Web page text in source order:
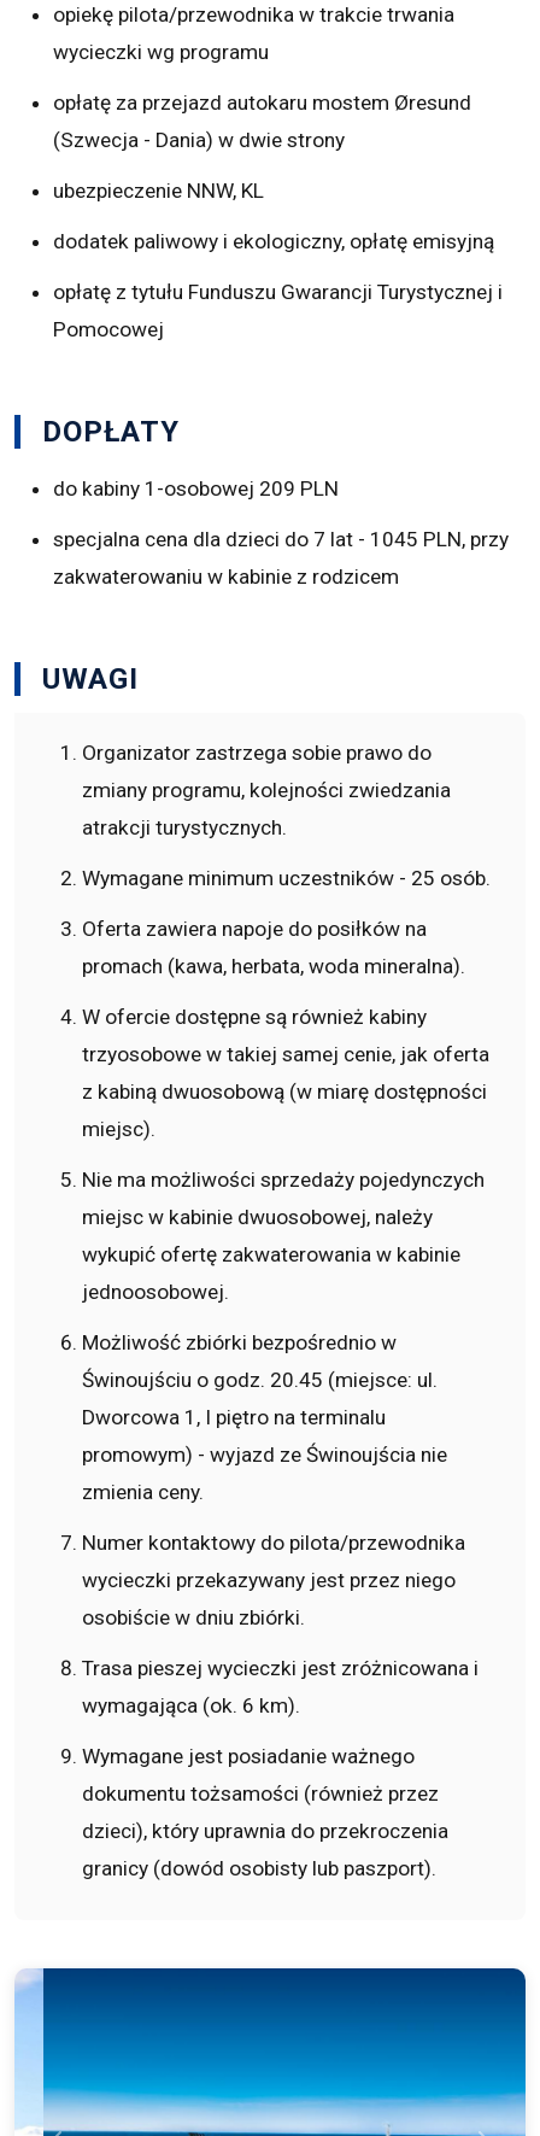
opiekę pilota/przewodnika w trakcie trwania
wycieczki wg programu
opłatę za przejazd autokaru mostem Øresund
(Szwecja - Dania) w dwie strony
ubezpieczenie NNW, KL
dodatek paliwowy i ekologiczny, opłatę emisyjną
opłatę z tytułu Funduszu Gwarancji Turystycznej i
Pomocowej
DOPŁATY
do kabiny 1-osobowej 209 PLN
specjalna cena dla dzieci do 7 lat - 1045 PLN, przy
zakwaterowaniu w kabinie z rodzicem
UWAGI
Organizator zastrzega sobie prawo do
zmiany programu, kolejności zwiedzania
atrakcji turystycznych.
Wymagane minimum uczestników - 25 osób.
Oferta zawiera napoje do posiłków na
promach (kawa, herbata, woda mineralna).
W ofercie dostępne są również kabiny
trzyosobowe w takiej samej cenie, jak oferta
z kabiną dwuosobową (w miarę dostępności
miejsc).
Nie ma możliwości sprzedaży pojedynczych
miejsc w kabinie dwuosobowej, należy
wykupić ofertę zakwaterowania w kabinie
jednoosobowej.
Możliwość zbiórki bezpośrednio w
Świnoujściu o godz. 20.45 (miejsce: ul.
Dworcowa 1, I piętro na terminalu
promowym) - wyjazd ze Świnoujścia nie
zmienia ceny.
Numer kontaktowy do pilota/przewodnika
wycieczki przekazywany jest przez niego
osobiście w dniu zbiórki.
Trasa pieszej wycieczki jest zróżnicowana i
wymagająca (ok. 6 km).
Wymagane jest posiadanie ważnego
dokumentu tożsamości (również przez
dzieci), który uprawnia do przekroczenia
granicy (dowód osobisty lub paszport).